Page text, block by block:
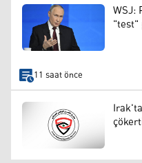
WSJ:
"test"
11 saat önce